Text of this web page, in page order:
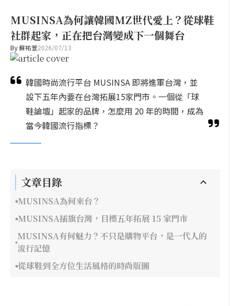
MUSINSA為何讓韓國MZ世代愛上？從球鞋
社群起家，正在把台灣變成下一個舞台
By蘇祐萱2026/07/13
韓國時尚流行平台 MUSINSA 即將進軍台灣，並
設下五年內要在台灣拓展15家門市。一個從「球
鞋論壇」起家的品牌，怎麼用 20 年的時間，成為
當今韓國流行指標？
文章目錄
MUSINSA為何來台？
MUSINSA插旗台灣，目標五年拓展 15 家門市
MUSINSA有何魅力？不只是購物平台，是一代人的
流行記憶
從球鞋到全方位生活風格的時尚版圖